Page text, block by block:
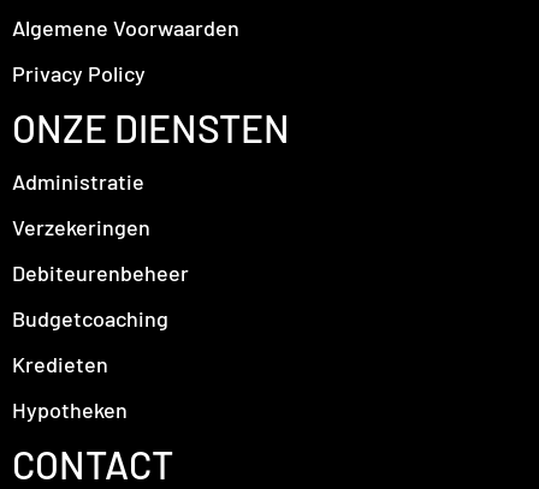
Algemene Voorwaarden
Privacy Policy
ONZE DIENSTEN
Administratie
Verzekeringen
Debiteurenbeheer
Budgetcoaching
Kredieten
Hypotheken
CONTACT